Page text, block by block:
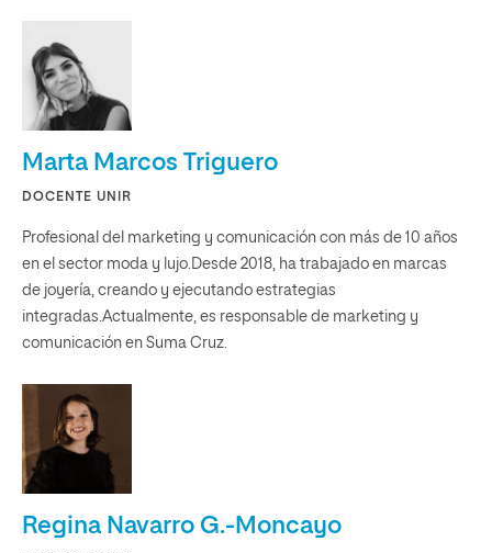
Marta Marcos Triguero
DOCENTE UNIR
Profesional del marketing y comunicación con más de 10 años
en el sector moda y lujo.Desde 2018, ha trabajado en marcas
de joyería, creando y ejecutando estrategias
integradas.Actualmente, es responsable de marketing y
comunicación en Suma Cruz.
Regina Navarro G.-Moncayo